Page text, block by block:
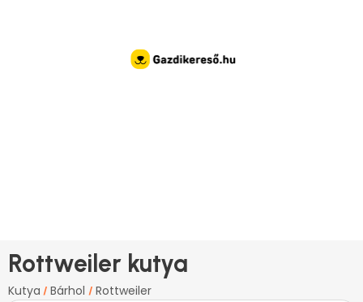
Rottweiler kutya
Kutya / Bárhol / Rottweiler